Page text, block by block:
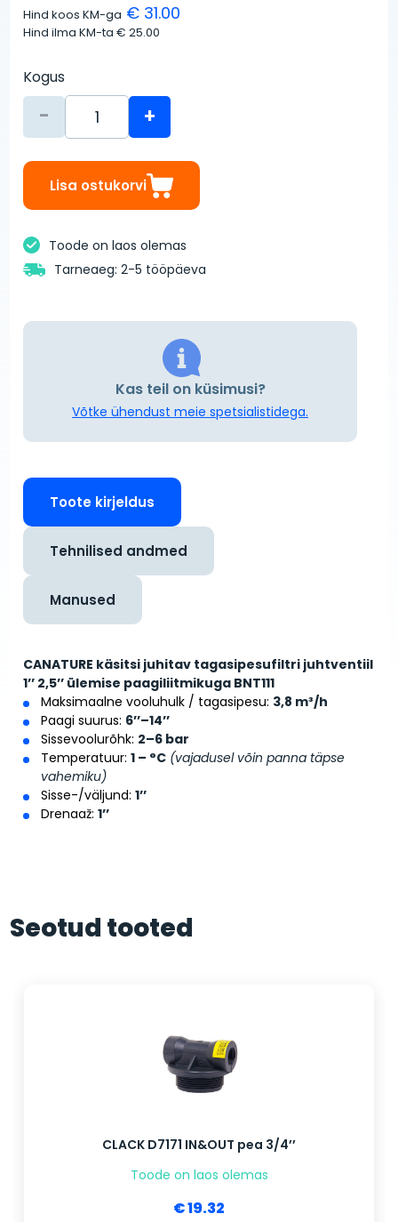
Hind koos KM-ga € 31.00
Hind ilma KM-ta€ 25.00
Kogus
- +
Lisa ostukorvi
Toode on laos olemas
Tarneaeg: 2-5 tööpäeva
Kas teil on küsimusi?
Võtke ühendust meie spetsialistidega.
Toote kirjeldus
Tehnilised andmed
Manused
CANATURE käsitsi juhitav tagasipesufiltri juhtventiil
1’’ 2,5’’ ülemise paagiliitmikuga BNT111
Maksimaalne vooluhulk / tagasipesu: 3,8 m³/h
Paagi suurus: 6’’–14’’
Sissevoolurõhk: 2–6 bar
Temperatuur:1 – °C (vajadusel võin panna täpse
vahemiku)
Sisse-/väljund:1’’
Drenaaž:1’’
Seotud tooted
CLACK D7171 IN&OUT pea 3/4’’
Toode on laos olemas
€ 19.32